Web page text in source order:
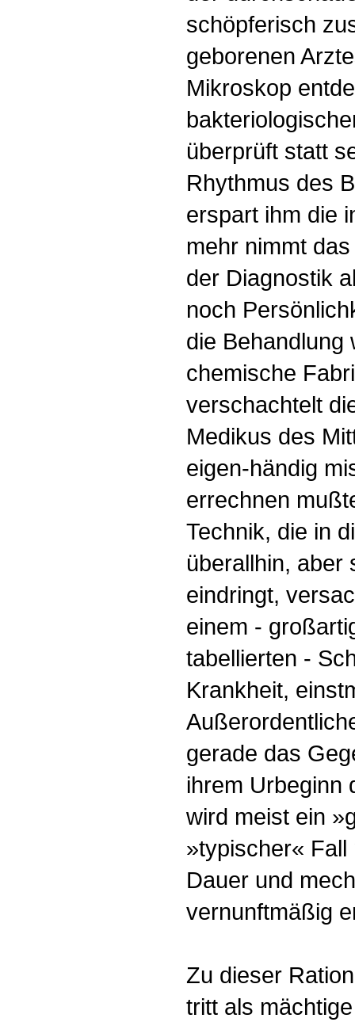
schöpferisch
geborenen
Mikroskop
überprüft statt
Rhythmus des
erspart ihm die
mehr nimmt
der Diagnostik
noch
die Behandlung
chemische
verschachtelt
Medikus des
eigen-händig
errechnen
Technik, die in
überallhin, aber
eindringt,
einem -
tabellierten -
Krankheit,
gerade das
ihrem Urbeginn
wird meist ein
»typischer«
Dauer und
vernunftmäßig
Zu dieser
tritt als